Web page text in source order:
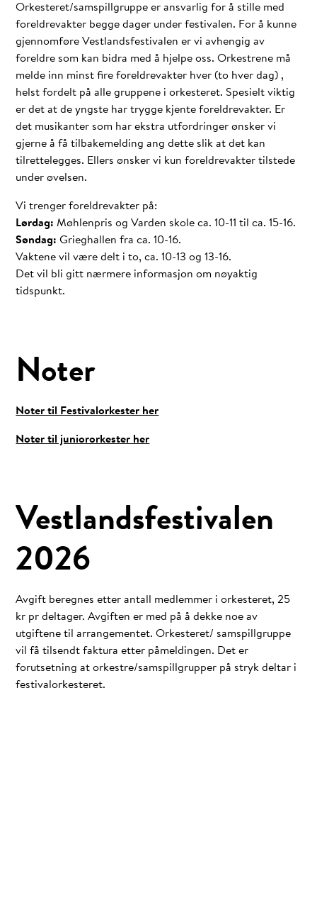
Orkesteret/samspillgruppe er ansvarlig for å stille med
foreldrevakter begge dager under festivalen. For å kunne
gjennomføre Vestlandsfestivalen er vi avhengig av
foreldre som kan bidra med å hjelpe oss. Orkestrene må
melde inn minst fire foreldrevakter hver (to hver dag) ,
helst fordelt på alle gruppene i orkesteret. Spesielt viktig
er det at de yngste har trygge kjente foreldrevakter. Er
det musikanter som har ekstra utfordringer ønsker vi
gjerne å få tilbakemelding ang dette slik at det kan
tilrettelegges. Ellers ønsker vi kun foreldrevakter tilstede
under øvelsen.
Vi trenger foreldrevakter på:
Lørdag: Møhlenpris og Varden skole ca. 10-11 til ca. 15-16.
Søndag:Grieghallen fra ca. 10-16.
Vaktene vil være delt i to, ca. 10-13 og 13-16.
Det vil bli gitt nærmere informasjon om nøyaktig
tidspunkt.
Noter
Noter til Festivalorkester her
Noter til juniororkester her
Vestlandsfestivalen
2026
Avgift beregnes etter antall medlemmer i orkesteret, 25
kr pr deltager. Avgiften er med på å dekke noe av
utgiftene til arrangementet. Orkesteret/ samspillgruppe
vil få tilsendt faktura etter påmeldingen. Det er
forutsetning at orkestre/samspillgrupper på stryk deltar i
festivalorkesteret.